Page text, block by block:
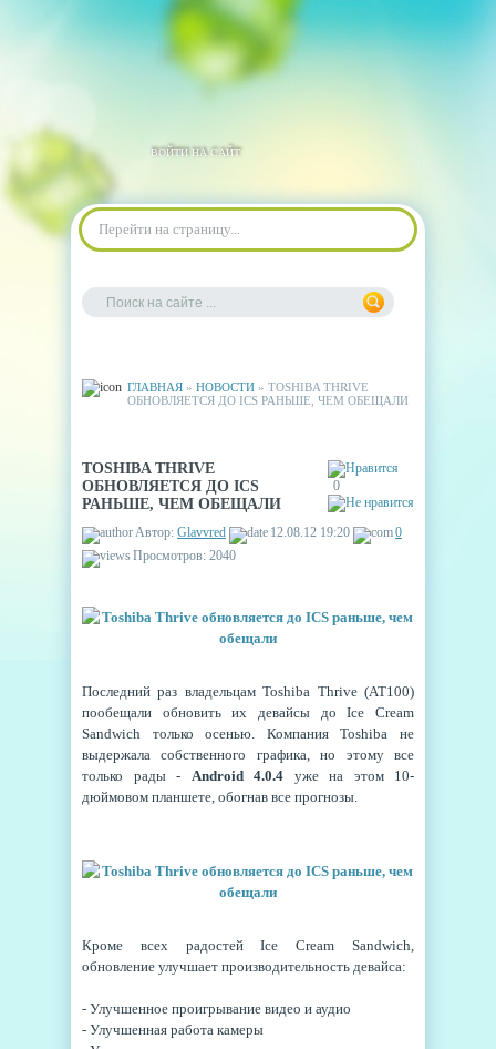
ВОЙТИ НА САЙТ
Перейти на страницу...
ГЛАВНАЯ » НОВОСТИ » TOSHIBA THRIVE
ОБНОВЛЯЕТСЯ ДО ICS РАНЬШЕ, ЧЕМ ОБЕЩАЛИ
0
TOSHIBA THRIVE
ОБНОВЛЯЕТСЯ ДО ICS
РАНЬШЕ, ЧЕМ ОБЕЩАЛИ
Автор: Glavvred 12.08.12 19:20
0
Просмотров: 2040
Последний раз владельцам Toshiba Thrive (AT100)
пообещали обновить их девайсы до Ice Cream
Sandwich только осенью. Компания Toshiba не
выдержала собственного графика, но этому все
только рады - Android 4.0.4 уже на этом 10-
дюймовом планшете, обогнав все прогнозы.
Кроме всех радостей Ice Cream Sandwich,
обновление улучшает производительность девайса:
- Улучшенное проигрывание видео и аудио
- Улучшенная работа камеры